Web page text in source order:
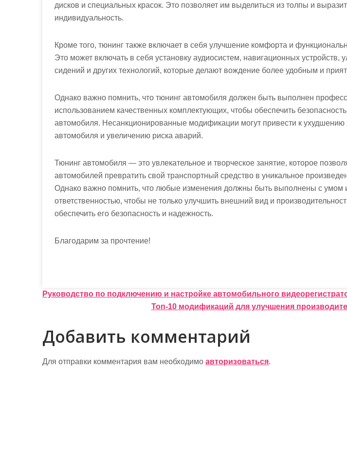
дисков и специальных красок. Это позволяет им выделиться из толпы и
индивидуальность.
Кроме того, тюнинг также включает в себя улучшение комфорта и
Это может включать в себя установку аудиосистем, навигационных устройств,
сидений и других технологий, которые делают вождение более удобным и
Однако важно помнить, что тюнинг автомобиля должен быть выполнен
использованием качественных комплектующих, чтобы обеспечить
автомобиля. Несанкционированные модификации могут привести к ухудшению
автомобиля и увеличению риска аварий.
Тюнинг автомобиля — это увлекательное и творческое занятие, которое
автомобилей превратить свой транспортный средство в уникальное
Однако важно помнить, что любые изменения должны быть выполнены с умом
ответственностью, чтобы не только улучшить внешний вид и
обеспечить его безопасность и надежность.
Благодарим за прочтение!
Н
в
и
г
Руководство по подключению и настройке автомобильного
Топ-10 модификаций для улучшения
Добавить комментарий
Для отправки комментария вам необходимо авторизоваться.